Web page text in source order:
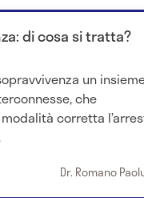
di cosa si tratta?
un
che
corretta
Dr. Romano